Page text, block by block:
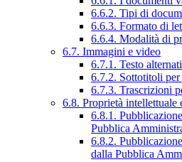
6.6.2. Tipi di
6.6.3. Formato di
6.6.4. Modalità di
6.7. Immagini e video
6.7.1. Testo
6.7.2. Sottotitoli
6.7.3. Trascrizioni
6.8. Proprietà intellettuale
6.8.1.
Pubblica
6.8.2.
dalla Pubblica